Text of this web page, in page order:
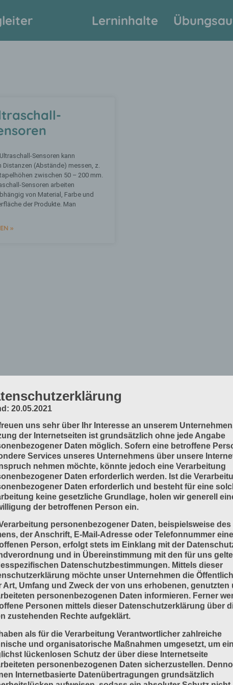
Lerninhalte
Sensoren kann
Distanzen (Abstände) messen, z.
zwischen 50 – 200 mm.
Sensoren arbeiten
von Material, Farbe und
der Produkte. Man
»
20.05.2021
uns sehr über Ihr Interesse an unserem
der Internetseiten ist grundsätzlich ohne jede Angabe
Daten möglich. Sofern eine betroffene
Services unseres Unternehmens über unsere
nehmen möchte, könnte jedoch eine Verarbeitung
Daten erforderlich werden. Ist die
Daten erforderlich und besteht für eine
keine gesetzliche Grundlage, holen wir generell
der betroffenen Person ein.
personenbezogener Daten, beispielsweise des
der Anschrift, E-Mail-Adresse oder Telefonnummer
Person, erfolgt stets im Einklang mit der
und in Übereinstimmung mit den für uns
Datenschutzbestimmungen. Mittels dieser
möchte unser Unternehmen die
Art, Umfang und Zweck der von uns erhobenen, genutzten
personenbezogenen Daten informieren. Ferner
Personen mittels dieser Datenschutzerklärung über
zustehenden Rechte aufgeklärt.
als für die Verarbeitung Verantwortlicher zahlreiche
und organisatorische Maßnahmen umgesetzt, um
lückenlosen Schutz der über diese Internetseite
personenbezogenen Daten sicherzustellen.
Internetbasierte Datenübertragungen grundsätzlich